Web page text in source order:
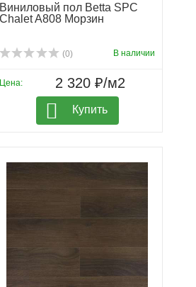
Виниловый пол Betta SPC
Chalet A808 Морзин
(0) В наличии
Цена: 2 320 ₽/м2
Купить